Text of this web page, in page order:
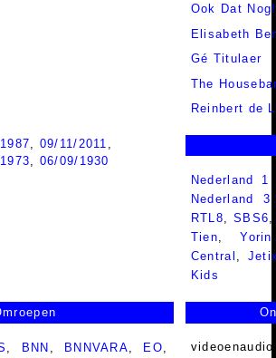
Ook Dat Nog!
Elisabeth
Gé Titulaer
The
Reinbert de
09/11/2011
06/09/1930
Nederland
Nederland
RTL8,SBS6
Tien,Yorin
Central ,
Kids
BNN BNNVARA EO